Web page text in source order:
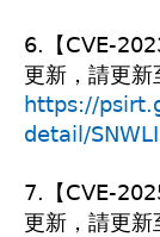
6.【CVE-
更新，請更新
https://
detail/
7.【CVE-
更新，請更新